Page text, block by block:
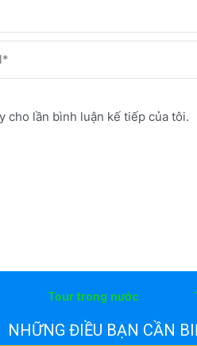
cho lần bình luận kế tiếp của tôi.
Tour trong nước
NHỮNG ĐIỀU BẠN CẦN